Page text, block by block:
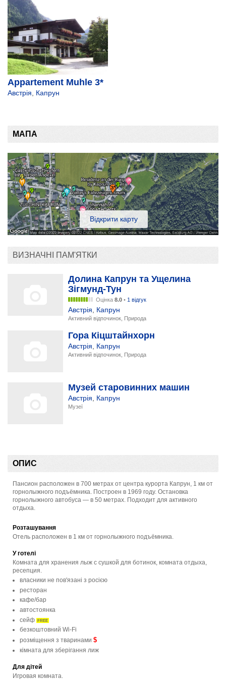
Appartement Muhle 3*
Австрія Капрун
МАПА
Відкрити карту
ВИЗНАЧНІ ПАМ'ЯТКИ
Долина Капрун та Ущелина
Зігмунд-Тун
Оцінка 8.0 • 1 відгук
Австрія Капрун
Активний відпочинок, Природа
Гора Кіцштайнхорн
Австрія Капрун
Активний відпочинок, Природа
Музей старовинних машин
Австрія Капрун
Музеї
ОПИС
Пансион расположен в 700 метрах от центра курорта Капрун, 1 км от
горнолыжного подъёмника. Построен в 1969 году. Остановка
горнолыжного автобуса — в 50 метрах. Подходит для активного
отдыха.
Розташування
Отель расположен в 1 км от горнолыжного подъёмника.
У готелі
Комната для хранения лыж с сушкой для ботинок, комната отдыха,
ресепция.
власники не пов'язані з росією
ресторан
кафе/бар
автостоянка
сейф FREE
безкоштовний Wi-Fi
розміщення з тваринами $
кімната для зберігання лиж
Для дітей
Игровая комната.